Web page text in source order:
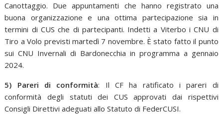
Canottaggio. Due appuntamenti che hanno registrato una
buona organizzazione e una ottima partecipazione sia in
termini di CUS che di partecipanti. Indetti a Viterbo i CNU di
Tiro a Volo previsti martedì 7 novembre. È stato fatto il punto
sui CNU Invernali di Bardonecchia in programma a gennaio
2024.
5) Pareri di conformità: Il CF ha ratificato i pareri di
conformità degli statuti dei CUS approvati dai rispettivi
Consigli Direttivi adeguati allo Statuto di FederCUSI.